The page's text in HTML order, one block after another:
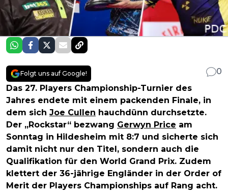
Folgt uns auf Google!
0
Das 27. Players Championship-Turnier des
Jahres endete mit einem packenden Finale, in
dem sich Joe Cullen hauchdünn durchsetzte.
Der „Rockstar“ bezwang Gerwyn Price am
Sonntag in Hildesheim mit 8:7 und sicherte sich
damit nicht nur den Titel, sondern auch die
Qualifikation für den World Grand Prix. Zudem
klettert der 36-jährige Engländer in der Order of
Merit der Players Championships auf Rang acht.